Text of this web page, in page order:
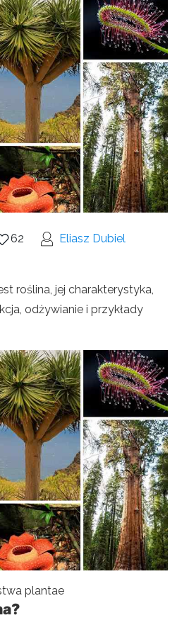
62 Eliasz Dubiel
roślina, jej charakterystyka,
odżywianie i przykłady
plantae